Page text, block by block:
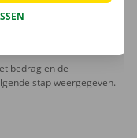
bedrag en de
stap weergegeven.